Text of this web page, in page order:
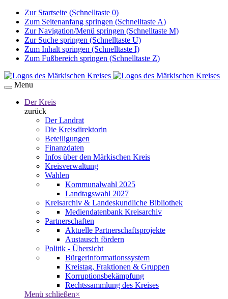
Zur Startseite (Schnelltaste 0)
Zum Seitenanfang springen (Schnelltaste A)
Zur Navigation/Menü springen (Schnelltaste M)
Zur Suche springen (Schnelltaste U)
Zum Inhalt springen (Schnelltaste I)
Zum Fußbereich springen (Schnelltaste Z)
Menu
Der Kreis
zurück
Der Landrat
Die Kreisdirektorin
Beteiligungen
Finanzdaten
Infos über den Märkischen Kreis
Kreisverwaltung
Wahlen
Kommunalwahl 2025
Landtagswahl 2027
Kreisarchiv & Landeskundliche Bibliothek
Mediendatenbank Kreisarchiv
Partnerschaften
Aktuelle Partnerschaftsprojekte
Austausch fördern
Politik - Übersicht
Bürgerinformationssystem
Kreistag, Fraktionen & Gruppen
Korruptionsbekämpfung
Rechtssammlung des Kreises
Menü schließen×